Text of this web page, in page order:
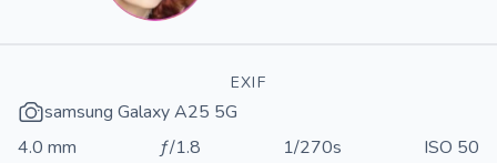
EXIF
samsung Galaxy A25 5G
4.0 mm
ƒ/1.8 1/270s
ISO 50